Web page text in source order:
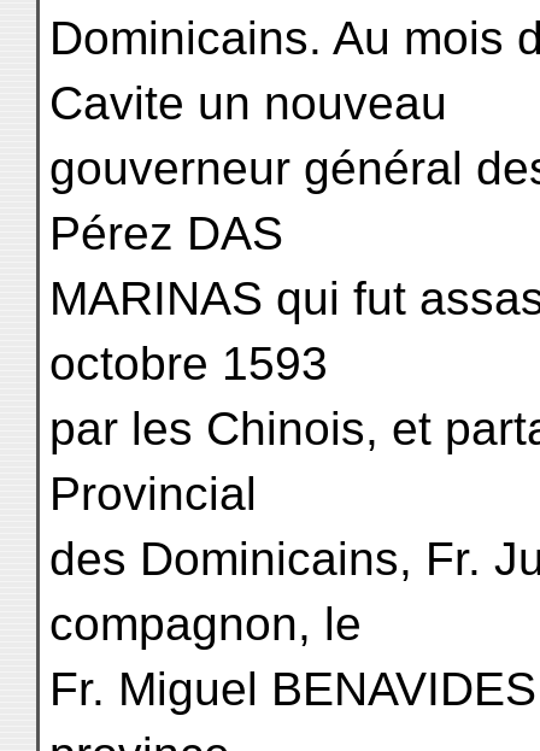
Dominicains. Au mois
Cavite un nouveau
gouverneur général
Pérez DAS
MARINAS qui fut
octobre 1593
par les Chinois, et
Provincial
des Dominicains, Fr.
compagnon, le
Fr. Miguel